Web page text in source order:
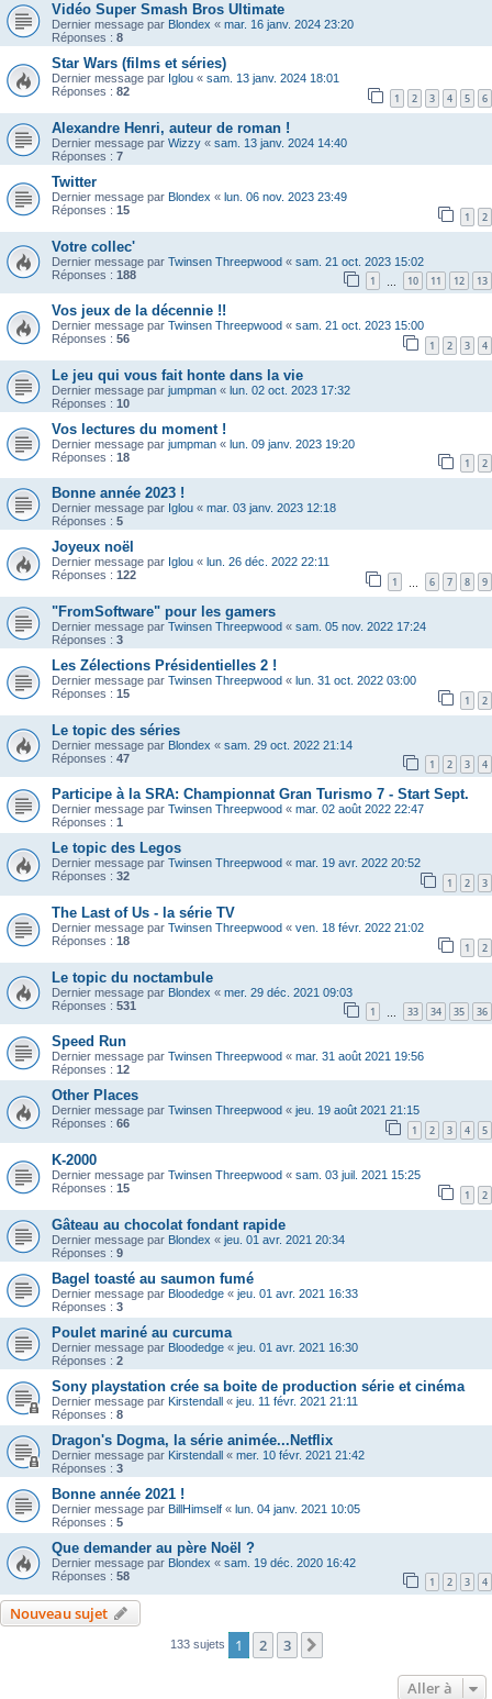
Vidéo Super Smash Bros Ultimate
Dernier message par Blondex « mar. 16 janv. 2024 23:20
Réponses : 8
Star Wars (films et séries)
Dernier message par Iglou « sam. 13 janv. 2024 18:01
Réponses : 82 1 2 3 4 5 6
Alexandre Henri, auteur de roman !
Dernier message par Wizzy « sam. 13 janv. 2024 14:40
Réponses : 7
Twitter
Dernier message par Blondex « lun. 06 nov. 2023 23:49
Réponses : 15 1 2
Votre collec'
Dernier message par Twinsen Threepwood « sam. 21 oct. 2023 15:02
Réponses : 188 1 10 11 12 13
Vos jeux de la décennie !!
Dernier message par Twinsen Threepwood « sam. 21 oct. 2023 15:00
Réponses : 56 1 2 3 4
Le jeu qui vous fait honte dans la vie
Dernier message par jumpman « lun. 02 oct. 2023 17:32
Réponses : 10
Vos lectures du moment !
Dernier message par jumpman « lun. 09 janv. 2023 19:20
Réponses : 18 1 2
Bonne année 2023 !
Dernier message par Iglou « mar. 03 janv. 2023 12:18
Réponses : 5
Joyeux noël
Dernier message par Iglou « lun. 26 déc. 2022 22:11
Réponses : 122 1 6 7 8 9
"FromSoftware" pour les gamers
Dernier message par Twinsen Threepwood « sam. 05 nov. 2022 17:24
Réponses : 3
Les Zélections Présidentielles 2 !
Dernier message par Twinsen Threepwood « lun. 31 oct. 2022 03:00
Réponses : 15 1 2
Le topic des séries
Dernier message par Blondex « sam. 29 oct. 2022 21:14
Réponses : 47 1 2 3 4
Participe à la SRA: Championnat Gran Turismo 7 - Start Sept.
Dernier message par Twinsen Threepwood « mar. 02 août 2022 22:47
Réponses : 1
Le topic des Legos
Dernier message par Twinsen Threepwood « mar. 19 avr. 2022 20:52
Réponses : 32 1 2 3
The Last of Us - la série TV
Dernier message par Twinsen Threepwood « ven. 18 févr. 2022 21:02
Réponses : 18 1 2
Le topic du noctambule
Dernier message par Blondex « mer. 29 déc. 2021 09:03
Réponses : 531 1 33 34 35 36
Speed Run
Dernier message par Twinsen Threepwood « mar. 31 août 2021 19:56
Réponses : 12
Other Places
Dernier message par Twinsen Threepwood « jeu. 19 août 2021 21:15
Réponses : 66 1 2 3 4 5
K-2000
Dernier message par Twinsen Threepwood « sam. 03 juil. 2021 15:25
Réponses : 15 1 2
Gâteau au chocolat fondant rapide
Dernier message par Blondex « jeu. 01 avr. 2021 20:34
Réponses : 9
Bagel toasté au saumon fumé
Dernier message par Bloodedge « jeu. 01 avr. 2021 16:33
Réponses : 3
Poulet mariné au curcuma
Dernier message par Bloodedge « jeu. 01 avr. 2021 16:30
Réponses : 2
Sony playstation crée sa boite de production série et cinéma
Dernier message par Kirstendall « jeu. 11 févr. 2021 21:11
Réponses : 8
Dragon's Dogma, la série animée...Netflix
Dernier message par Kirstendall « mer. 10 févr. 2021 21:42
Réponses : 3
Bonne année 2021 !
Dernier message par BillHimself « lun. 04 janv. 2021 10:05
Réponses : 5
Que demander au père Noël ?
Dernier message par Blondex « sam. 19 déc. 2020 16:42
Réponses : 58 1 2 3 4
Nouveau sujet
133 sujets 1 2 3
Aller à